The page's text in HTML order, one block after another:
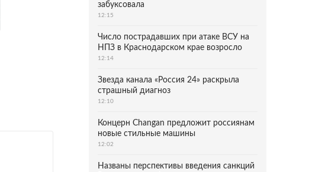
забуксовала
12:15
Число пострадавших при атаке ВСУ на
НПЗ в Краснодарском крае возросло
12:14
Звезда канала «Россия 24» раскрыла
страшный диагноз
12:10
Концерн Changan предложит россиянам
новые стильные машины
12:02
Названы перспективы введения санкций